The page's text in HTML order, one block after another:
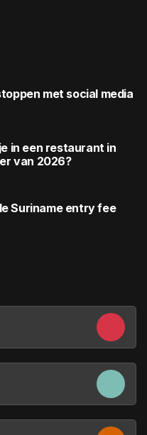
met social media
in een restaurant in
van 2026?
Suriname entry fee